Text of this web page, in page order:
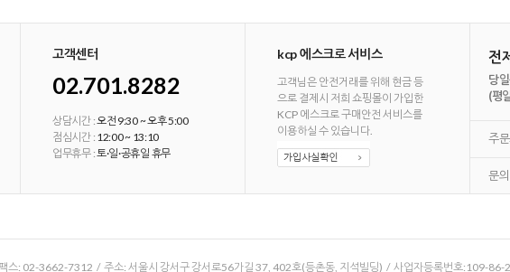
고객센터
02.701.8282
상담시간 :오전 9:30 ~ 오후 5:00
점심시간 : 12:00 ~ 13:10
업무휴무 :토·일·공휴일 휴무
kcp 에스크로 서비스
고객님은 안전거래를 위해 현금 등
으로 결제시 저희 쇼핑몰이 가입한
KCP 에스크로 구매안전 서비스를
이용하실 수 있습니다.
전
당
(평
주
문
: 02-3662-7312 / 주소: 서울시 강서구 강서로56가길 37, 402호(등촌동, 지석빌딩) / 사업자등록번호:109-86-